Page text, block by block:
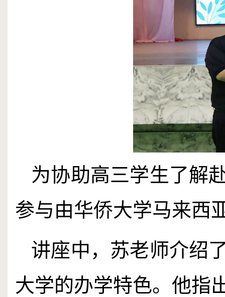
为协助高三学生了解
参与由华侨大学马来西
讲座中，苏老师介绍
大学的办学特色。他指